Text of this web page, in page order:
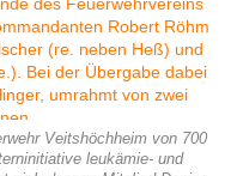
Veitshöchheim von 700
leukämie- und